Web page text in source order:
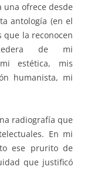
una ofrece desde
antología (en el
que la reconocen
de mi
estética, mis
humanista, mi
radiografía que
En mi
ese prurito de
que justificó